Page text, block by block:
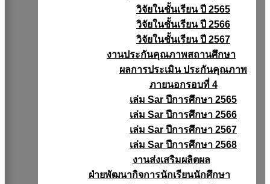
วิจัยในชั้นเรียน ปี 2565
วิจัยในชั้นเรียน ปี 2566
วิจัยในชั้นเรียน ปี 2567
งานประกันคุณภาพสถานศึกษา
ผลการประเมิน ประกันคุณภาพ
ภายนอกรอบที่ 4
เล่ม Sar ปีการศึกษา 2565
เล่ม Sar ปีการศึกษา 2566
เล่ม Sar ปีการศึกษา 2567
เล่ม Sar ปีการศึกษา 2568
งานส่งเสริมผลิตผล
ฝ่ายพัฒนากิจการนักเรียนนักศึกษา